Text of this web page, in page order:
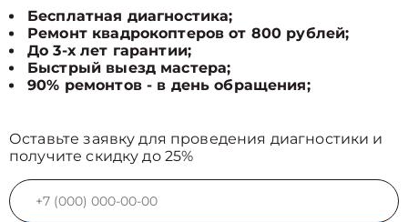
Бесплатная диагностика;
Ремонт квадрокоптеров от 800 рублей;
До 3-х лет гарантии;
Быстрый выезд мастера;
90% ремонтов - в день обращения;
Оставьте заявку для проведения диагностики и
получите скидку до 25%